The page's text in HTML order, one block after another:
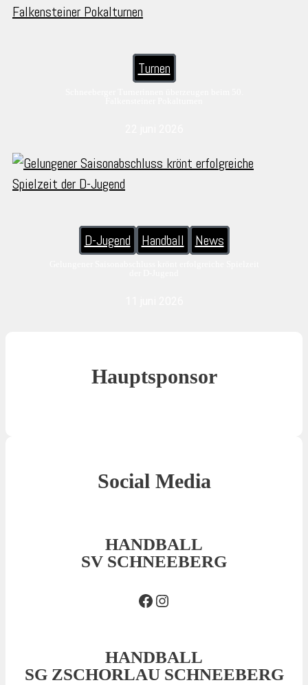
Turnen
D-Jugend Handball News
Hauptsponsor
Social Media
HANDBALL
SV SCHNEEBERG
Facebook SVSInsta SVS
HANDBALL
SG ZSCHORLAU SCHNEEBERG